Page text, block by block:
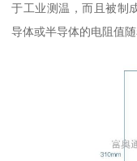
于工业测温，而且被制
导体或半导体的电阻值